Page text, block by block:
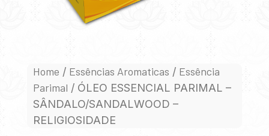
Home / Essências Aromaticas / Essência
Parimal / ÓLEO ESSENCIAL PARIMAL –
SÂNDALO/SANDALWOOD –
RELIGIOSIDADE